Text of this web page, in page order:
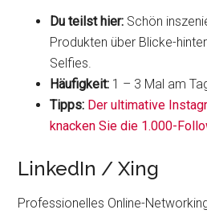
Du teilst hier: Schön
Produkten über Blicke-
Selfies.
Häufigkeit: 1 – 3 Mal am
Tipps: Der ultimative
knacken Sie die 1.000-
LinkedIn / Xing
Professionelles Online-